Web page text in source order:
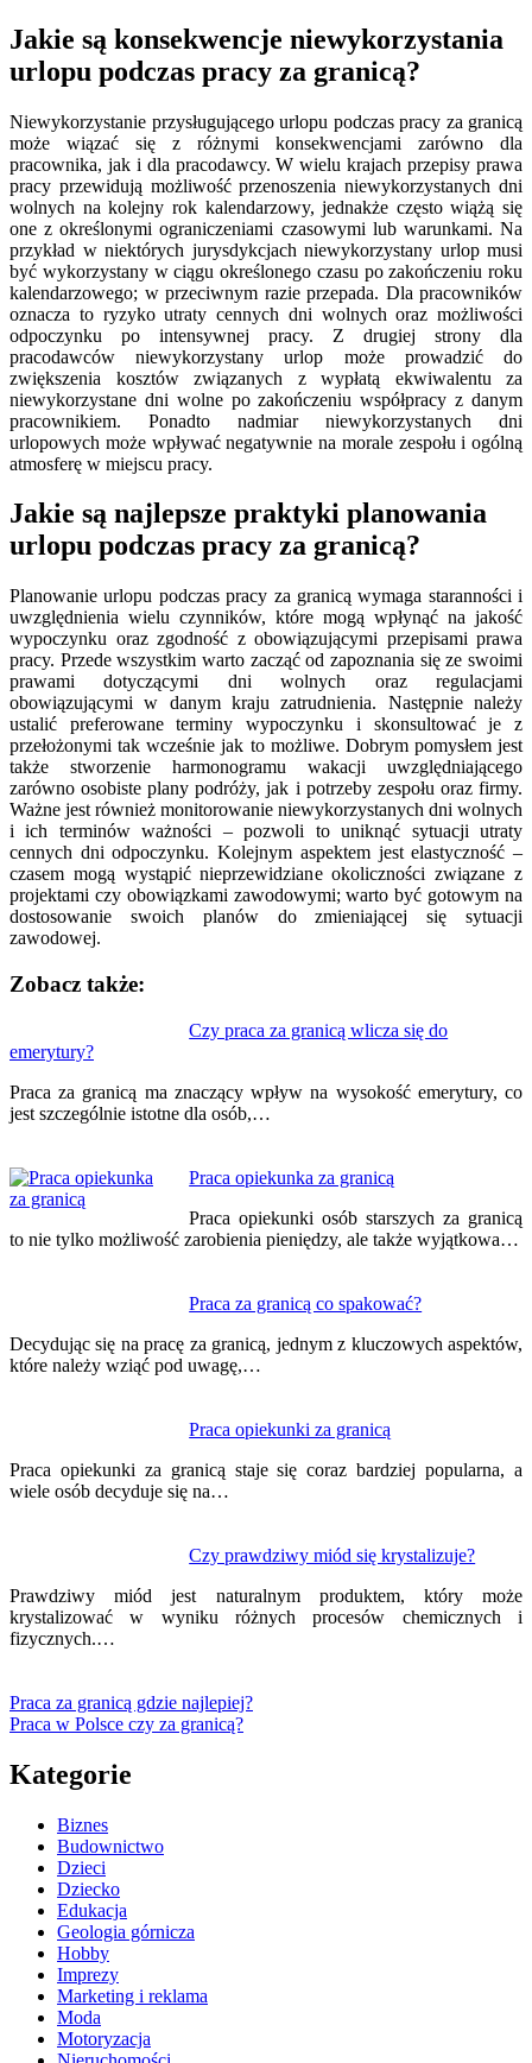
Jakie są konsekwencje niewykorzystania
urlopu podczas pracy za granicą?
Niewykorzystanie przysługującego urlopu podczas pracy za granicą
może wiązać się z różnymi konsekwencjami zarówno dla
pracownika, jak i dla pracodawcy. W wielu krajach przepisy prawa
pracy przewidują możliwość przenoszenia niewykorzystanych dni
wolnych na kolejny rok kalendarzowy, jednakże często wiążą się
one z określonymi ograniczeniami czasowymi lub warunkami. Na
przykład w niektórych jurysdykcjach niewykorzystany urlop musi
być wykorzystany w ciągu określonego czasu po zakończeniu roku
kalendarzowego; w przeciwnym razie przepada. Dla pracowników
oznacza to ryzyko utraty cennych dni wolnych oraz możliwości
odpoczynku po intensywnej pracy. Z drugiej strony dla
pracodawców niewykorzystany urlop może prowadzić do
zwiększenia kosztów związanych z wypłatą ekwiwalentu za
niewykorzystane dni wolne po zakończeniu współpracy z danym
pracownikiem. Ponadto nadmiar niewykorzystanych dni
urlopowych może wpływać negatywnie na morale zespołu i ogólną
atmosferę w miejscu pracy.
Jakie są najlepsze praktyki planowania
urlopu podczas pracy za granicą?
Planowanie urlopu podczas pracy za granicą wymaga staranności i
uwzględnienia wielu czynników, które mogą wpłynąć na jakość
wypoczynku oraz zgodność z obowiązującymi przepisami prawa
pracy. Przede wszystkim warto zacząć od zapoznania się ze swoimi
prawami dotyczącymi dni wolnych oraz regulacjami
obowiązującymi w danym kraju zatrudnienia. Następnie należy
ustalić preferowane terminy wypoczynku i skonsultować je z
przełożonymi tak wcześnie jak to możliwe. Dobrym pomysłem jest
także stworzenie harmonogramu wakacji uwzględniającego
zarówno osobiste plany podróży, jak i potrzeby zespołu oraz firmy.
Ważne jest również monitorowanie niewykorzystanych dni wolnych
i ich terminów ważności – pozwoli to uniknąć sytuacji utraty
cennych dni odpoczynku. Kolejnym aspektem jest elastyczność –
czasem mogą wystąpić nieprzewidziane okoliczności związane z
projektami czy obowiązkami zawodowymi; warto być gotowym na
dostosowanie swoich planów do zmieniającej się sytuacji
zawodowej.
Zobacz także:
Czy praca za granicą wlicza się do
emerytury?
Praca za granicą ma znaczący wpływ na wysokość emerytury, co
jest szczególnie istotne dla osób,…
Praca opiekunka za granicą
Praca opiekunki osób starszych za granicą
to nie tylko możliwość zarobienia pieniędzy, ale także wyjątkowa…
Praca za granicą co spakować?
Decydując się na pracę za granicą, jednym z kluczowych aspektów,
które należy wziąć pod uwagę,…
Praca opiekunki za granicą
Praca opiekunki za granicą staje się coraz bardziej popularna, a
wiele osób decyduje się na…
Czy prawdziwy miód się krystalizuje?
Prawdziwy miód jest naturalnym produktem, który może
krystalizować w wyniku różnych procesów chemicznych i
fizycznych.…
wpisu
Praca za granicą gdzie najlepiej?
Praca w Polsce czy za granicą?
Kategorie
Biznes
Budownictwo
Dzieci
Dziecko
Edukacja
Geologia górnicza
Hobby
Imprezy
Marketing i reklama
Moda
Motoryzacja